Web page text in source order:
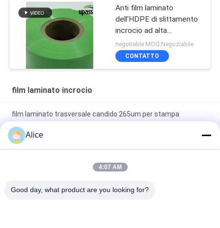
Anti film laminato
dell'HDPE di slittamento
incrocio ad alta
resistenza per le
membrane impermeabili
negotiable MOQ:Negoziabile
CONTATTO
film laminato incrocio
film laminato trasversale candido 265um per stampa
Stampando il film plastico dell'HDPE laminato incrocio
di 0.26mm
Alice
4:07 AM
Good day, what product are you looking for?